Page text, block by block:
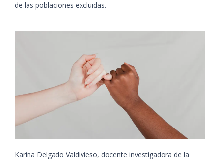
de las poblaciones excluidas.
Karina Delgado Valdivieso, docente investigadora de la